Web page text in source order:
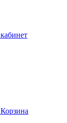
кабинет
Корзина